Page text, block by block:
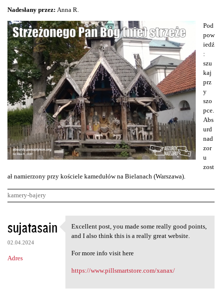
Nadesłany przez: Anna R.
Pod
pow
iedź
:
szu
kaj
prz
y
szo
pce.
Abs
urd
nad
zor
u
zost
ał namierzony przy kościele kamedułów na Bielanach (Warszawa).
kamery-bajery
K
o
m
e
sujatasain
02.04.2024
Adres
Excellent post, you made some
Excellent post, you made some really good points,
and I also think this is a really great website.
For more info visit here
https://www.pillsmartstore.com/xanax/